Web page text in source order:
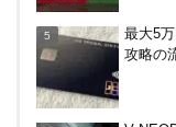
円分が
介コー
最大5
攻略の